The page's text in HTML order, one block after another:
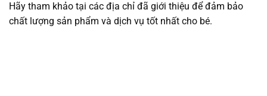
Hãy tham khảo tại các địa chỉ đã giới thiệu để đảm bảo
chất lượng sản phẩm và dịch vụ tốt nhất cho bé.